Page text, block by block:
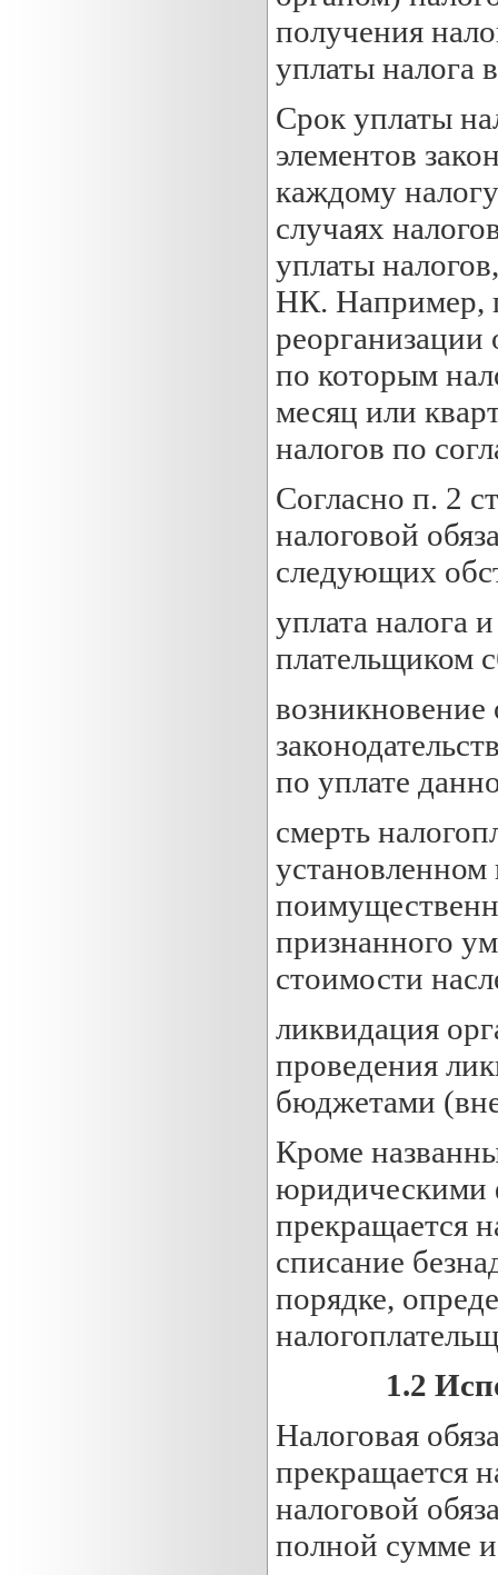
получения
уплаты налога
Срок уплаты
элементов
каждому
случаях
уплаты
НК. Например,
реорганизации
по которым
месяц или
налогов по
Согласно п. 2
налоговой
следующих
уплата налога
плательщиком
возникновение
по уплате
смерть
признанного
стоимости
ликвидация
проведения
бюджетами
Кроме
юридическими
прекращается
списание
порядке,
1.2
Налоговая
прекращается
налоговой
полной сумме